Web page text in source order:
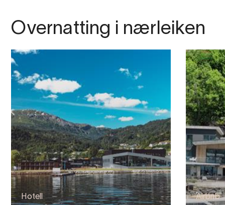
Overnatting i nærleiken
Hotell Airbnb